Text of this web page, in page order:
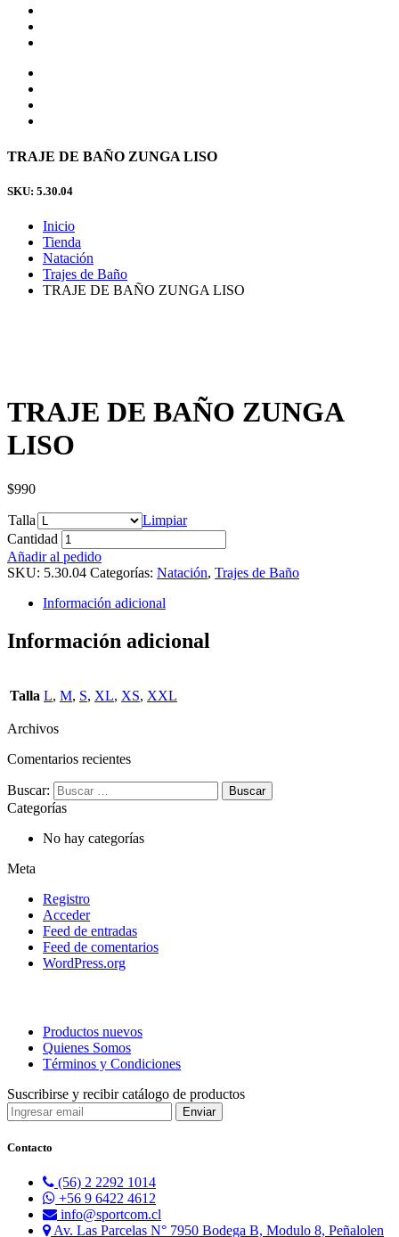
TRAJE DE BAÑO ZUNGA LISO
SKU: 5.30.04
Inicio
Tienda
Natación
Trajes de Baño
TRAJE DE BAÑO ZUNGA LISO
TRAJE DE BAÑO ZUNGA
LISO
$990
Talla
Limpiar
Cantidad
Añadir al pedido
SKU: 5.30.04 Categorías: Natación, Trajes de Baño
Información adicional
Información adicional
Talla L, M, S, XL, XS, XXL
Archivos
Comentarios recientes
Buscar:
Categorías
No hay categorías
Meta
Registro
Acceder
Feed de entradas
Feed de comentarios
WordPress.org
Productos nuevos
Quienes Somos
Términos y Condiciones
Suscribirse y recibir catálogo de productos
Contacto
(56) 2 2292 1014
+56 9 6422 4612
info@sportcom.cl
Av. Las Parcelas N° 7950 Bodega B, Modulo 8, Peñalolen